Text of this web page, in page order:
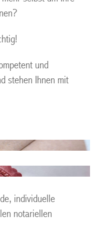
und
stehen Ihnen mit
individuelle
notariellen